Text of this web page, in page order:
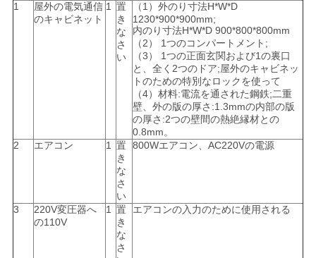
1
屋外の電気通信
のキャビネット
1 置
き
な
さ
い
（1）外のり寸法H*W*D
1230*900*900mm;
内のり寸法H*W*D 900*800*800mm
（2） 1つのコンパートメント;
（3） 1つの正面玄関および1の裏口
と、全く2つのドア;屋外のキャビネッ
トのための特別なロックを使って
（4）材料:電流を通された鋼鉄;二重
壁、外の版の厚さ:1.3mmの内部の版
の厚さ:2つの壁間の熱絶縁材との
0.8mm。
2
エアコン 1 置
き
な
さ
い
800Wエアコン、AC220Vの電源
3
220V変圧器へ
の110V
1 置
き
な
さ
エアコンの入力のために使用される